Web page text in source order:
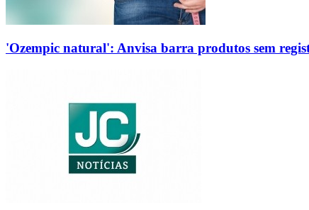
'Ozempic natural': Anvisa barra produtos sem